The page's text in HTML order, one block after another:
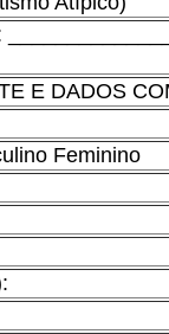
E DADOS
Feminino